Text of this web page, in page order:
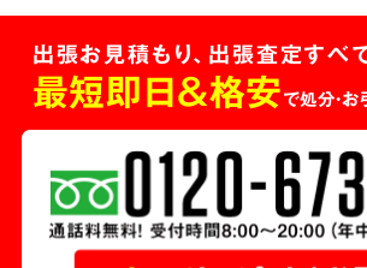
出張お見積もり、出張査定すべ
最短即日＆格安で処分・お